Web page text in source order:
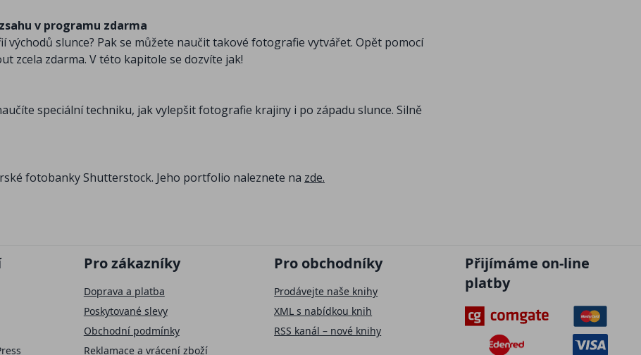
v programu zdarma
slunce? Pak se můžete naučit takové fotografie vytvářet. Opět pomocí
zcela zdarma. V této kapitole se dozvíte jak!
speciální techniku, jak vylepšit fotografie krajiny i po západu slunce. Silně
fotobanky Shutterstock. Jeho portfolio naleznete na zde.
Pro zákazníky
Doprava a platba
Poskytované slevy
Obchodní podmínky
Reklamace a vrácení zboží
Pro obchodníky
Prodávejte naše knihy
XML s nabídkou knih
RSS kanál – nové knihy
Přijímáme on-line
platby